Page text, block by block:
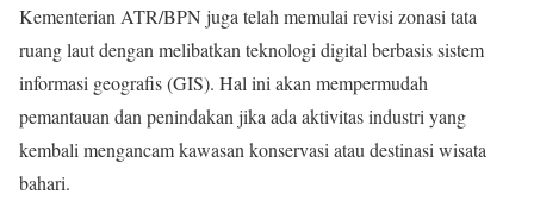
Kementerian ATR/BPN juga telah memulai revisi zonasi tata
ruang laut dengan melibatkan teknologi digital berbasis sistem
informasi geografis (GIS). Hal ini akan mempermudah
pemantauan dan penindakan jika ada aktivitas industri yang
kembali mengancam kawasan konservasi atau destinasi wisata
bahari.